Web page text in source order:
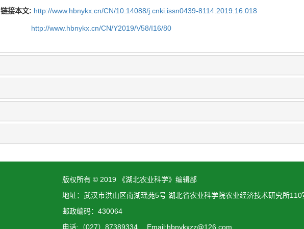
链接本文: http://www.hbnykx.cn/CN/10.14088/j.cnki.issn0439-8114.2019.16.018
http://www.hbnykx.cn/CN/Y2019/V58/I16/80
版权所有 © 2019 《湖北农业科学》编辑部
地址：武汉市洪山区南湖瑶苑5号 湖北省农业科学院农业经济技术研究所110
邮政编码：430064
电话:（027）87389334 Email:hbnykxzz@126.com